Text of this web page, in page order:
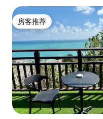
房客推荐
房客推荐